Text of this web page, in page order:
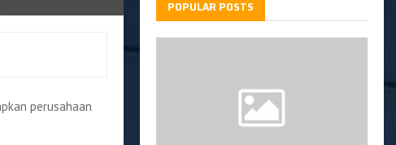
perusahaan
POPULAR POSTS